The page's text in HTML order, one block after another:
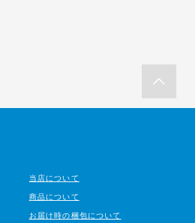
当店について
商品について
お届け時の梱包について